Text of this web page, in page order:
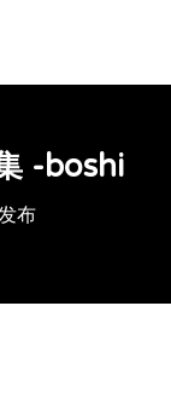
-boshi
布